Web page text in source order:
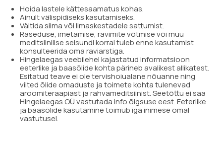
Hoida lastele kättesaamatus kohas.
Ainult välispidiseks kasutamiseks.
Vältida silma või limaskestadele sattumist.
Raseduse, imetamise, ravimite võtmise või muu
meditsiinilise seisundi korral tuleb enne kasutamist
konsulteerida oma raviarstiga.
Hingelaegas veebilehel kajastatud informatsioon
eeterlike ja baasõlide kohta pärineb avalikest allikatest.
Esitatud teave ei ole tervishoiualane nõuanne ning
viited õlide omaduste ja toimete kohta tulenevad
aroomiteraapiast ja rahvameditsiinist. Seetõttu ei saa
Hingelaegas OÜ vastutada info õigsuse eest. Eeterlike
ja baasõlide kasutamine toimub iga inimese omal
vastutusel.